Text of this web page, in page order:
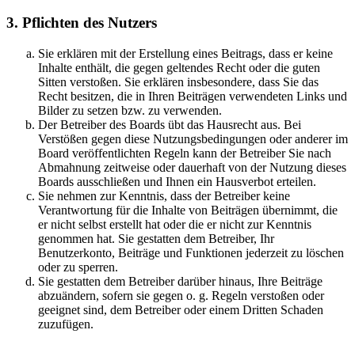
3. Pflichten des Nutzers
Sie erklären mit der Erstellung eines Beitrags, dass er keine
Inhalte enthält, die gegen geltendes Recht oder die guten
Sitten verstoßen. Sie erklären insbesondere, dass Sie das
Recht besitzen, die in Ihren Beiträgen verwendeten Links und
Bilder zu setzen bzw. zu verwenden.
Der Betreiber des Boards übt das Hausrecht aus. Bei
Verstößen gegen diese Nutzungsbedingungen oder anderer im
Board veröffentlichten Regeln kann der Betreiber Sie nach
Abmahnung zeitweise oder dauerhaft von der Nutzung dieses
Boards ausschließen und Ihnen ein Hausverbot erteilen.
Sie nehmen zur Kenntnis, dass der Betreiber keine
Verantwortung für die Inhalte von Beiträgen übernimmt, die
er nicht selbst erstellt hat oder die er nicht zur Kenntnis
genommen hat. Sie gestatten dem Betreiber, Ihr
Benutzerkonto, Beiträge und Funktionen jederzeit zu löschen
oder zu sperren.
Sie gestatten dem Betreiber darüber hinaus, Ihre Beiträge
abzuändern, sofern sie gegen o. g. Regeln verstoßen oder
geeignet sind, dem Betreiber oder einem Dritten Schaden
zuzufügen.